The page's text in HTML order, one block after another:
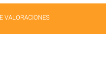
VALORACIONES